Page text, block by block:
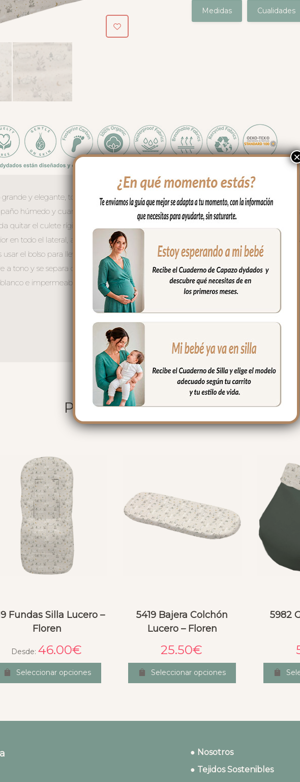
Medidas Cualidades
grande y elegante, todo el exterior en tejido estampado muy resistente e
húmedo y cuando necesites puedes lavar en lavadora, siempre agua fría,
quitar el culete rígido antes de lavar.
en todo el lateral, asas para sujetar en el carrito mediante broches de presión y un
el bolso para llevar al hombro.
a tono y se separa completamente para tener un mejor acceso al interior del bolso.
e impermeable con bolsillos en un lateral y el culete rígido.
PRODUCTOS RELACIONADOS
Fundas Silla Lucero –
Floren
Desde: 46.00€
Seleccionar opciones
5419 Bajera Colchón
Lucero – Floren
25.50€
Seleccionar opciones
5982
● Nosotros
● Tejidos Sostenibles
×